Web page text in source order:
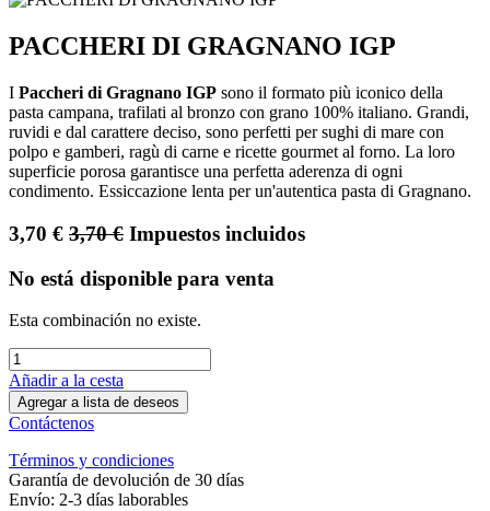
PACCHERI DI GRAGNANO IGP
I Paccheri di Gragnano IGP sono il formato più iconico della
pasta campana, trafilati al bronzo con grano 100% italiano. Grandi,
ruvidi e dal carattere deciso, sono perfetti per sughi di mare con
polpo e gamberi, ragù di carne e ricette gourmet al forno. La loro
superficie porosa garantisce una perfetta aderenza di ogni
condimento. Essiccazione lenta per un'autentica pasta di Gragnano.
3,70 € 3,70€ Impuestos incluidos
No está disponible para venta
Esta combinación no existe.
Añadir a la cesta
Agregar a lista de deseos
Contáctenos
Términos y condiciones
Garantía de devolución de 30 días
Envío: 2-3 días laborables